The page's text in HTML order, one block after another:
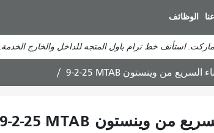
المحتوى
الرئيسي
الوظائف
استأنف خط ترام باول المتجه للداخل والخارج الخدمة.